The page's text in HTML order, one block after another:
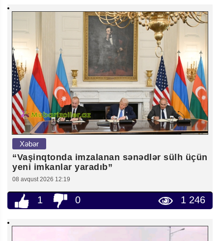
Xəbər
“Vaşinqtonda imzalanan sənədlər sülh üçün
yeni imkanlar yaradıb”
08 avqust 2026 12:19
1 0 1 246